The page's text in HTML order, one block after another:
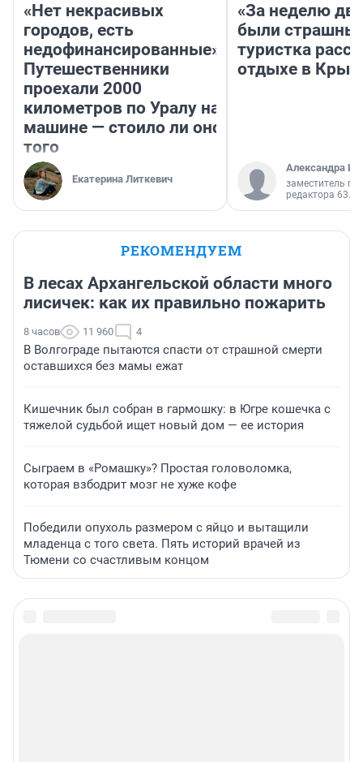
«Нет некрасивых
городов, есть
недофинансированные».
Путешественники
проехали 2000
километров по Уралу на
машине — стоило ли оно
того
Екатерина Литкевич
«За неделю
были
туристка
отдыхе в
Александра
заместитель
редактора 63.RU
РЕКОМЕНДУЕМ
В лесах Архангельской области много
лисичек: как их правильно пожарить
8 часов 11 960 4
В Волгограде пытаются спасти от страшной смерти
оставшихся без мамы ежат
Кишечник был собран в гармошку: в Югре кошечка с
тяжелой судьбой ищет новый дом — ее история
Сыграем в «Ромашку»? Простая головоломка,
которая взбодрит мозг не хуже кофе
Победили опухоль размером с яйцо и вытащили
младенца с того света. Пять историй врачей из
Тюмени со счастливым концом